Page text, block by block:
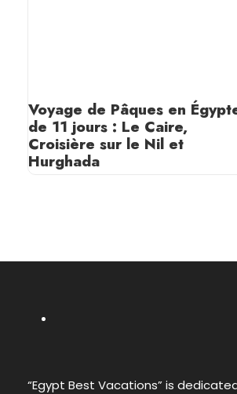
Voyage de Pâques en
de 11 jours : Le Caire,
Croisière sur le Nil et
Hurghada
“Egypt Best Vacations” is